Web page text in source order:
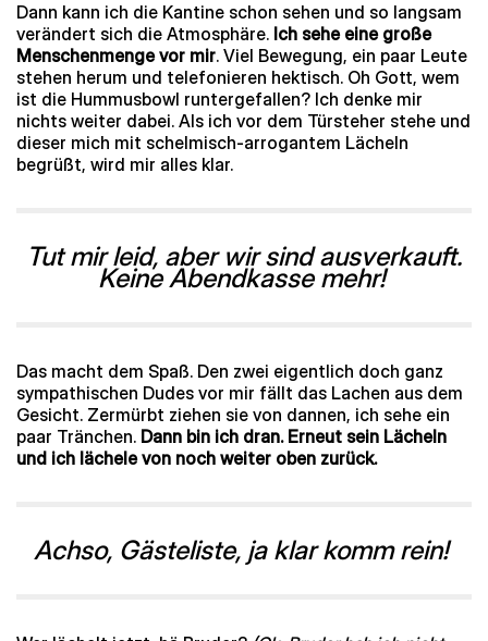
Dann kann ich die Kantine schon sehen und so langsam
verändert sich die Atmosphäre. Ich sehe eine große
Menschenmenge vor mir. Viel Bewegung, ein paar Leute
stehen herum und telefonieren hektisch. Oh Gott, wem
ist die Hummusbowl runtergefallen? Ich denke mir
nichts weiter dabei. Als ich vor dem Türsteher stehe und
dieser mich mit schelmisch-arrogantem Lächeln
begrüßt, wird mir alles klar.
Tut mir leid, aber wir sind ausverkauft.
Keine Abendkasse mehr!
Das macht dem Spaß. Den zwei eigentlich doch ganz
sympathischen Dudes vor mir fällt das Lachen aus dem
Gesicht. Zermürbt ziehen sie von dannen, ich sehe ein
paar Tränchen. Dann bin ich dran. Erneut sein Lächeln
und ich lächele von noch weiter oben zurück.
Achso, Gästeliste, ja klar komm rein!